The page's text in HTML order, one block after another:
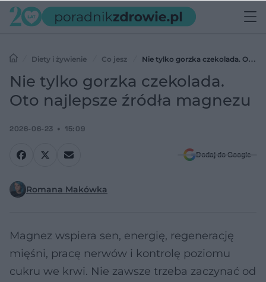
Diety i żywienie Co jesz
Nie tylko gorzka czekolada. Oto
najlepsze źródła magnezu
Nie tylko gorzka czekolada.
Oto najlepsze źródła magnezu
2026-06-23 15:09
Dodaj do Google
Romana Makówka
Magnez wspiera sen, energię, regenerację
mięśni, pracę nerwów i kontrolę poziomu
cukru we krwi. Nie zawsze trzeba zaczynać od